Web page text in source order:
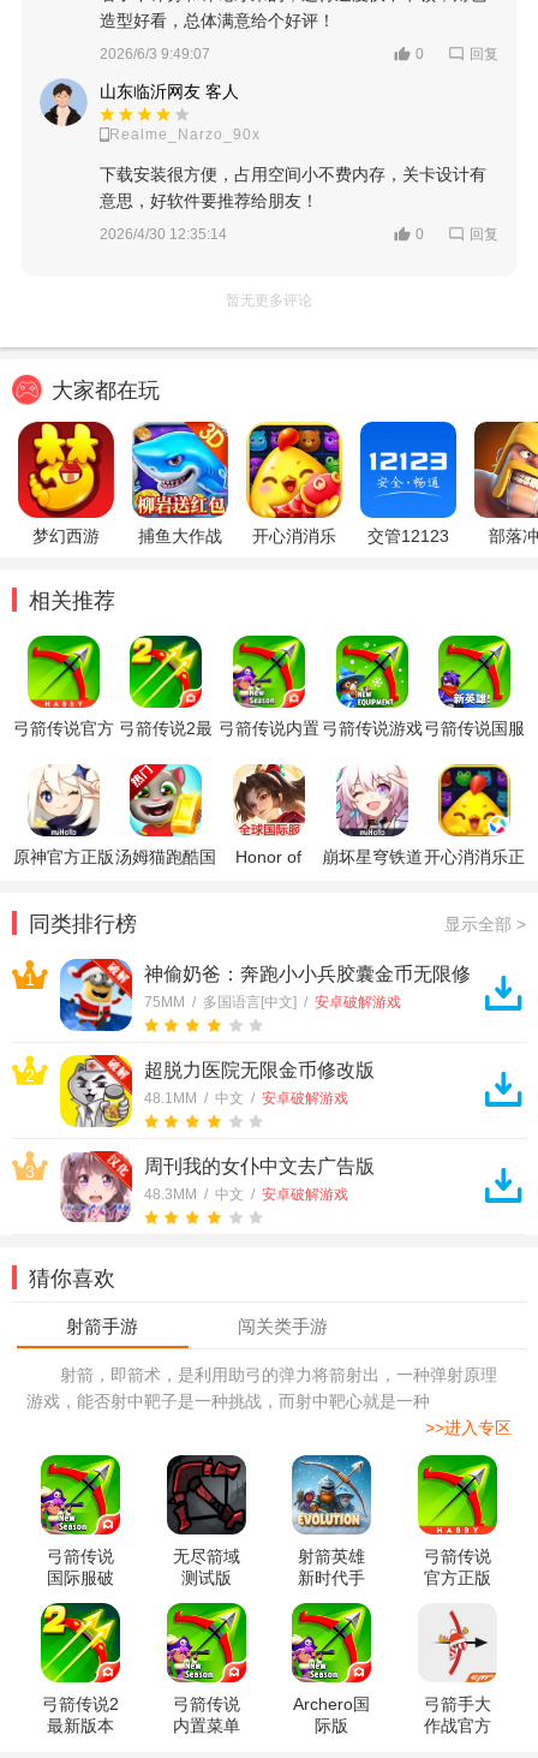
造型好看，总体满意给个好评！
2026/6/3 9:49:07 0 回复
山东临沂网友 客人
Realme_Narzo_90x
下载安装很方便，占用空间小不费内存，关卡设计有
意思，好软件要推荐给朋友！
2026/4/30 12:35:14 0 回复
暂无更多评论
大家都在玩
梦幻西游 捕鱼大作战 开心消消乐 交管12123 部落
相关推荐
弓箭传说官方 弓箭传说2最 弓箭传说内置弓箭传说游戏弓箭传说国服
原神官方正版汤姆猫跑酷国
Honor of
崩坏星穹铁道开心消消乐正
同类排行榜 显示全部 >
1
神偷奶爸：奔跑小小兵胶囊金币无限修
改版
75MM / 多国语言[中文] / 安卓破解游戏
2 超脱力医院无限金币修改版
48.1MM / 中文 / 安卓破解游戏
3 周刊我的女仆中文去广告版
48.3MM / 中文 / 安卓破解游戏
猜你喜欢
射箭，即箭术，是利用助弓的弹力将箭射出，一种弹射原理
游戏，能否射中靶子是一种挑战，而射中靶心就是一种
>>进入专区
弓箭传说
国际服破
解版
无尽箭域
测试版
射箭英雄
新时代手
游官方版
弓箭传说
官方正版
弓箭传说2
最新版本
弓箭传说
内置菜单
Archero国
际版
弓箭手大
作战官方